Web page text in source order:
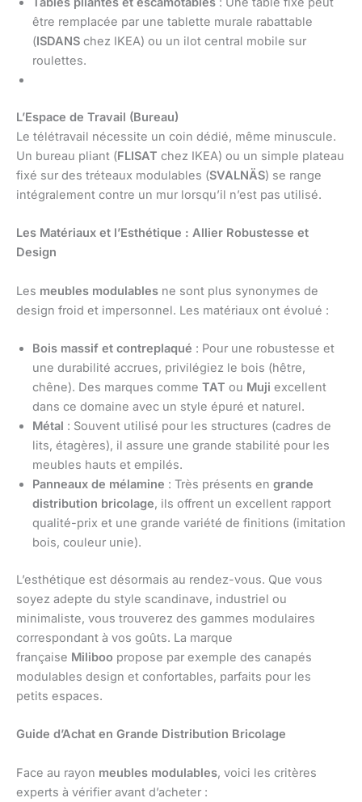
être remplacée par une tablette murale rabattable
(ISDANS chez IKEA) ou un ilot central mobile sur
roulettes.
L’Espace de Travail (Bureau)
Le télétravail nécessite un coin dédié, même minuscule.
Un bureau pliant (FLISAT chez IKEA) ou un simple plateau
fixé sur des tréteaux modulables (SVALNÄS) se range
intégralement contre un mur lorsqu’il n’est pas utilisé.
Les Matériaux et l’Esthétique : Allier Robustesse et
Design
Les meubles modulables ne sont plus synonymes de
design froid et impersonnel. Les matériaux ont évolué :
Bois massif et contreplaqué : Pour une robustesse et
une durabilité accrues, privilégiez le bois (hêtre,
chêne). Des marques comme TAT ou Muji excellent
dans ce domaine avec un style épuré et naturel.
Métal : Souvent utilisé pour les structures (cadres de
lits, étagères), il assure une grande stabilité pour les
meubles hauts et empilés.
Panneaux de mélamine : Très présents en grande
distribution bricolage, ils offrent un excellent rapport
qualité-prix et une grande variété de finitions (imitation
bois, couleur unie).
L’esthétique est désormais au rendez-vous. Que vous
soyez adepte du style scandinave, industriel ou
minimaliste, vous trouverez des gammes modulaires
correspondant à vos goûts. La marque
française Miliboo propose par exemple des canapés
modulables design et confortables, parfaits pour les
petits espaces.
Guide d’Achat en Grande Distribution Bricolage
Face au rayon meubles modulables, voici les critères
experts à vérifier avant d’acheter :